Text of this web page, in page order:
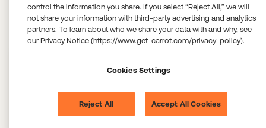
Carrot を愛するメンバーの声
partner in for testing as well. I feel so much better
control the information you share. If you select “Reject All,” we will
not share your information with third-party advertising and analytics
partners. To learn about who we share your data with and why, see
our Privacy Notice (https://www.get-carrot.com/privacy-policy).
Cookies Settings
Reject All Accept All Cookies